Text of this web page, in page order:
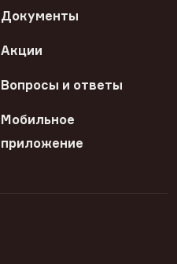
Документы
Акции
Вопросы и ответы
Мобильное
приложение